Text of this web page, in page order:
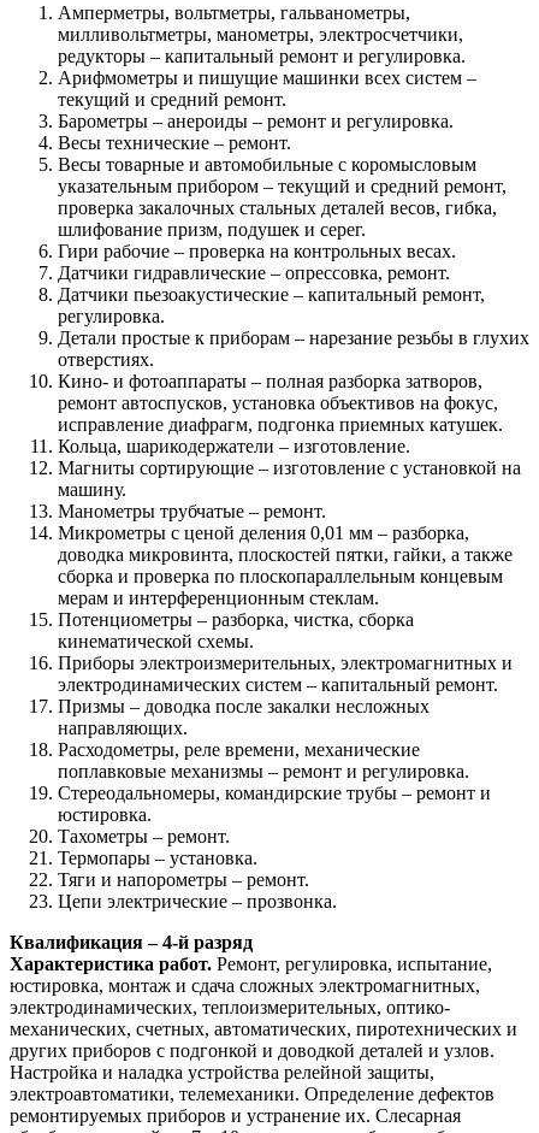
Амперметры, вольтметры, гальванометры,
милливольтметры, манометры, электросчетчики,
редукторы – капитальный ремонт и регулировка.
Арифмометры и пишущие машинки всех систем –
текущий и средний ремонт.
Барометры – анероиды – ремонт и регулировка.
Весы технические – ремонт.
Весы товарные и автомобильные с коромысловым
указательным прибором – текущий и средний ремонт,
проверка закалочных стальных деталей весов, гибка,
шлифование призм, подушек и серег.
Гири рабочие – проверка на контрольных весах.
Датчики гидравлические – опрессовка, ремонт.
Датчики пьезоакустические – капитальный ремонт,
регулировка.
Детали простые к приборам – нарезание резьбы в глухих
отверстиях.
Кино- и фотоаппараты – полная разборка затворов,
ремонт автоспусков, установка объективов на фокус,
исправление диафрагм, подгонка приемных катушек.
Кольца, шарикодержатели – изготовление.
Магниты сортирующие – изготовление с установкой на
машину.
Манометры трубчатые – ремонт.
Микрометры с ценой деления 0,01 мм – разборка,
доводка микровинта, плоскостей пятки, гайки, а также
сборка и проверка по плоскопараллельным концевым
мерам и интерференционным стеклам.
Потенциометры – разборка, чистка, сборка
кинематической схемы.
Приборы электроизмерительных, электромагнитных и
электродинамических систем – капитальный ремонт.
Призмы – доводка после закалки несложных
направляющих.
Расходометры, реле времени, механические
поплавковые механизмы – ремонт и регулировка.
Стереодальномеры, командирские трубы – ремонт и
юстировка.
Тахометры – ремонт.
Термопары – установка.
Тяги и напорометры – ремонт.
Цепи электрические – прозвонка.
Квалификация – 4-й разряд
Характеристика работ. Ремонт, регулировка, испытание,
юстировка, монтаж и сдача сложных электромагнитных,
электродинамических, теплоизмерительных, оптико-
механических, счетных, автоматических, пиротехнических и
других приборов с подгонкой и доводкой деталей и узлов.
Настройка и наладка устройства релейной защиты,
электроавтоматики, телемеханики. Определение дефектов
ремонтируемых приборов и устранение их. Слесарная